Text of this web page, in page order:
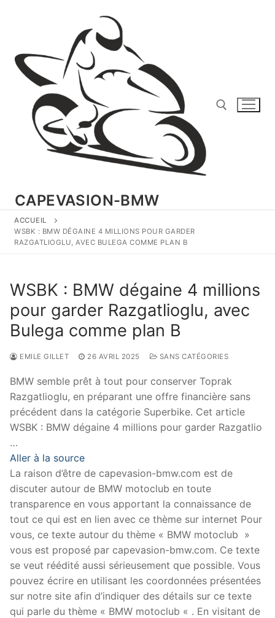
CAPEVASION-BMW
ACCUEIL
WSBK : BMW DÉGAINE 4 MILLIONS POUR GARDER
RAZGATLIOGLU, AVEC BULEGA COMME PLAN B
WSBK : BMW dégaine 4 millions
pour garder Razgatlioglu, avec
Bulega comme plan B
EMILE GILLET 26 AVRIL 2025 SANS CATÉGORIES
BMW semble prêt à tout pour conserver Toprak
Razgatlioglu, en préparant une offre financière sans
précédent dans la catégorie Superbike. Cet article
WSBK : BMW dégaine 4 millions pour garder Razgatlio
…
Aller à la source
La raison d’être de capevasion-bmw.com est de
discuter autour de BMW motoclub en toute
transparence en vous apportant la connaissance de
tout ce qui est en lien avec ce thème sur internet Pour
vous, ce texte autour du thème « BMW motoclub »
vous est proposé par capevasion-bmw.com. Ce texte
se veut réédité aussi sérieusement que possible. Vous
pouvez écrire en utilisant les coordonnées présentées
sur notre site afin d’indiquer des détails sur ce texte
qui parle du thème « BMW motoclub « . En visitant de